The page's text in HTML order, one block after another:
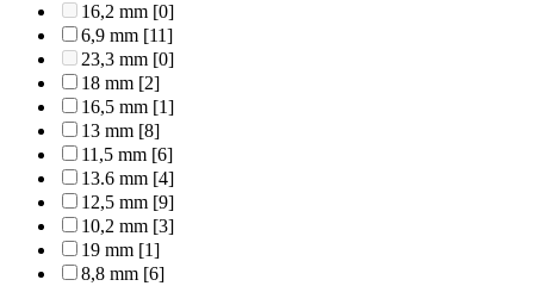
16,2 mm [0]
6,9 mm [11]
23,3 mm [0]
18 mm [2]
16,5 mm [1]
13 mm [8]
11,5 mm [6]
13.6 mm [4]
12,5 mm [9]
10,2 mm [3]
19 mm [1]
8,8 mm [6]